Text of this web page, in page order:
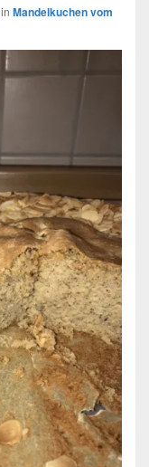
in Mandelkuchen vom